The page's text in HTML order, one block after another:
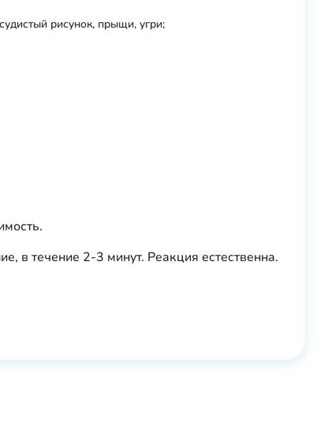
рисунок, прыщи, угри;
в течение 2-3 минут. Реакция естественна.